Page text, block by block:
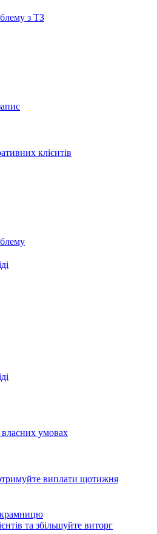
з ТЗ
клієнтів
власних умовах
виплати щотижня
крамницю
та збільшуйте виторг